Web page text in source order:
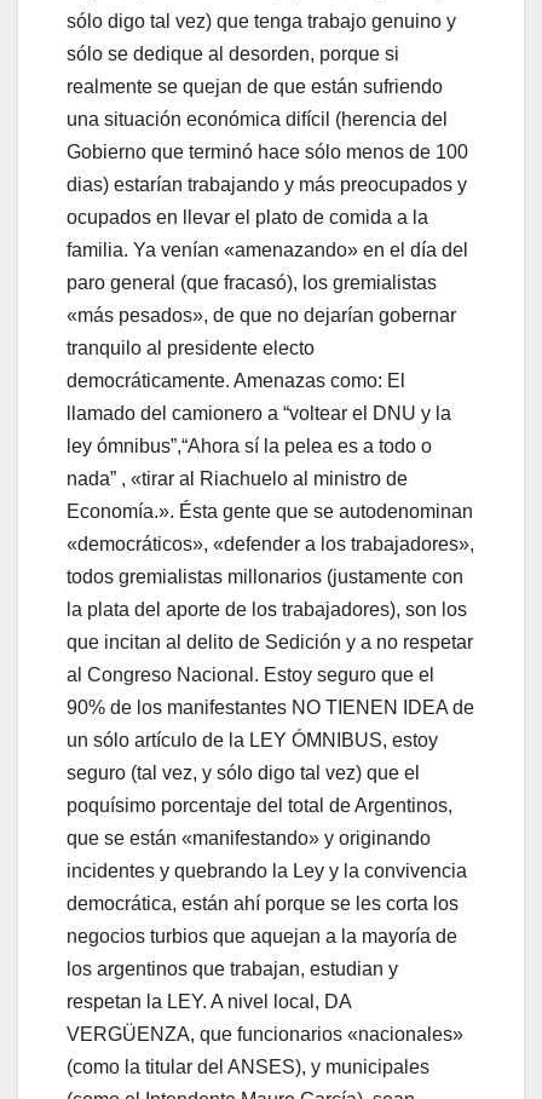
sólo digo tal vez) que tenga trabajo genuino y
sólo se dedique al desorden, porque si
realmente se quejan de que están sufriendo
una situación económica difícil (herencia del
Gobierno que terminó hace sólo menos de 100
dias) estarían trabajando y más preocupados y
ocupados en llevar el plato de comida a la
familia. Ya venían «amenazando» en el día del
paro general (que fracasó), los gremialistas
«más pesados», de que no dejarían gobernar
tranquilo al presidente electo
democráticamente. Amenazas como: El
llamado del camionero a “voltear el DNU y la
ley ómnibus”,“Ahora sí la pelea es a todo o
nada” , «tirar al Riachuelo al ministro de
Economía.». Ésta gente que se autodenominan
«democráticos», «defender a los trabajadores»,
todos gremialistas millonarios (justamente con
la plata del aporte de los trabajadores), son los
que incitan al delito de Sedición y a no respetar
al Congreso Nacional. Estoy seguro que el
90% de los manifestantes NO TIENEN IDEA de
un sólo artículo de la LEY ÓMNIBUS, estoy
seguro (tal vez, y sólo digo tal vez) que el
poquísimo porcentaje del total de Argentinos,
que se están «manifestando» y originando
incidentes y quebrando la Ley y la convivencia
democrática, están ahí porque se les corta los
negocios turbios que aquejan a la mayoría de
los argentinos que trabajan, estudian y
respetan la LEY. A nivel local, DA
VERGÜENZA, que funcionarios «nacionales»
(como la titular del ANSES), y municipales